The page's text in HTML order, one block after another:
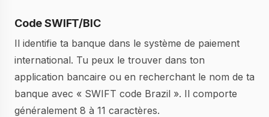
Code SWIFT/BIC
Il identifie ta banque dans le système de paiement
international. Tu peux le trouver dans ton
application bancaire ou en recherchant le nom de ta
banque avec « SWIFT code Brazil ». Il comporte
généralement 8 à 11 caractères.